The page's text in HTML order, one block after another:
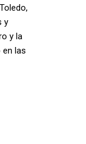
y
y la
las